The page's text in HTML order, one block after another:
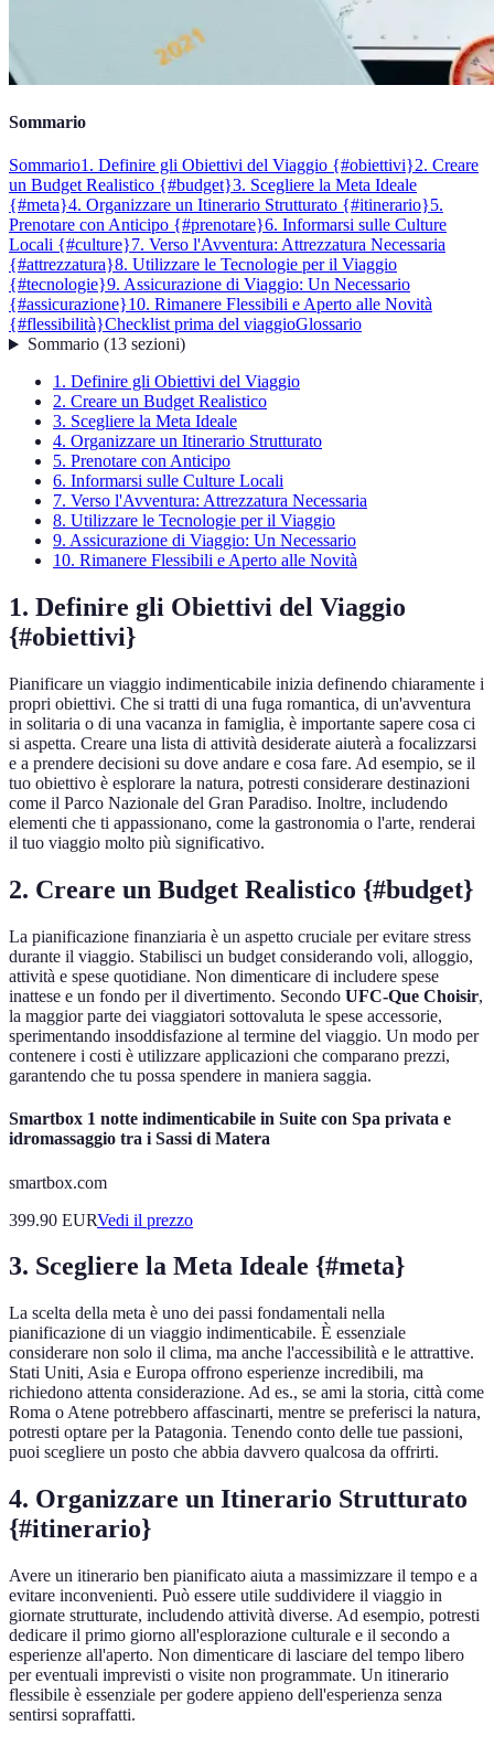
Sommario
Sommario1. Definire gli Obiettivi del Viaggio {#obiettivi}2. Creare
un Budget Realistico {#budget}3. Scegliere la Meta Ideale
{#meta}4. Organizzare un Itinerario Strutturato {#itinerario}5.
Prenotare con Anticipo {#prenotare}6. Informarsi sulle Culture
Locali {#culture}7. Verso l'Avventura: Attrezzatura Necessaria
{#attrezzatura}8. Utilizzare le Tecnologie per il Viaggio
{#tecnologie}9. Assicurazione di Viaggio: Un Necessario
{#assicurazione}10. Rimanere Flessibili e Aperto alle Novità
{#flessibilità}Checklist prima del viaggioGlossario
Sommario(13 sezioni)
1. Definire gli Obiettivi del Viaggio
2. Creare un Budget Realistico
3. Scegliere la Meta Ideale
4. Organizzare un Itinerario Strutturato
5. Prenotare con Anticipo
6. Informarsi sulle Culture Locali
7. Verso l'Avventura: Attrezzatura Necessaria
8. Utilizzare le Tecnologie per il Viaggio
9. Assicurazione di Viaggio: Un Necessario
10. Rimanere Flessibili e Aperto alle Novità
1. Definire gli Obiettivi del Viaggio
{#obiettivi}
Pianificare un viaggio indimenticabile inizia definendo chiaramente i
propri obiettivi. Che si tratti di una fuga romantica, di un'avventura
in solitaria o di una vacanza in famiglia, è importante sapere cosa ci
si aspetta. Creare una lista di attività desiderate aiuterà a focalizzarsi
e a prendere decisioni su dove andare e cosa fare. Ad esempio, se il
tuo obiettivo è esplorare la natura, potresti considerare destinazioni
come il Parco Nazionale del Gran Paradiso. Inoltre, includendo
elementi che ti appassionano, come la gastronomia o l'arte, renderai
il tuo viaggio molto più significativo.
2. Creare un Budget Realistico {#budget}
La pianificazione finanziaria è un aspetto cruciale per evitare stress
durante il viaggio. Stabilisci un budget considerando voli, alloggio,
attività e spese quotidiane. Non dimenticare di includere spese
inattese e un fondo per il divertimento. Secondo UFC-Que Choisir,
la maggior parte dei viaggiatori sottovaluta le spese accessorie,
sperimentando insoddisfazione al termine del viaggio. Un modo per
contenere i costi è utilizzare applicazioni che comparano prezzi,
garantendo che tu possa spendere in maniera saggia.
Smartbox 1 notte indimenticabile in Suite con Spa privata e
idromassaggio tra i Sassi di Matera
smartbox.com
399.90 EURVedi il prezzo
3. Scegliere la Meta Ideale {#meta}
La scelta della meta è uno dei passi fondamentali nella
pianificazione di un viaggio indimenticabile. È essenziale
considerare non solo il clima, ma anche l'accessibilità e le attrattive.
Stati Uniti, Asia e Europa offrono esperienze incredibili, ma
richiedono attenta considerazione. Ad es., se ami la storia, città come
Roma o Atene potrebbero affascinarti, mentre se preferisci la natura,
potresti optare per la Patagonia. Tenendo conto delle tue passioni,
puoi scegliere un posto che abbia davvero qualcosa da offrirti.
4. Organizzare un Itinerario Strutturato
{#itinerario}
Avere un itinerario ben pianificato aiuta a massimizzare il tempo e a
evitare inconvenienti. Può essere utile suddividere il viaggio in
giornate strutturate, includendo attività diverse. Ad esempio, potresti
dedicare il primo giorno all'esplorazione culturale e il secondo a
esperienze all'aperto. Non dimenticare di lasciare del tempo libero
per eventuali imprevisti o visite non programmate. Un itinerario
flessibile è essenziale per godere appieno dell'esperienza senza
sentirsi sopraffatti.